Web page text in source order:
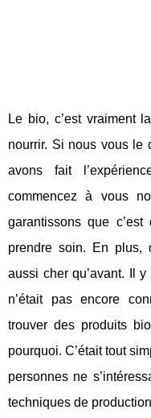
Le bio, c’est vraiment
nourrir. Si nous vous le
avons fait
commencez à vous
garantissons que
prendre soin. En plus,
aussi cher qu’avant. Il
n’était pas encore
trouver des produits
pourquoi. C’était tout
personnes ne
techniques de